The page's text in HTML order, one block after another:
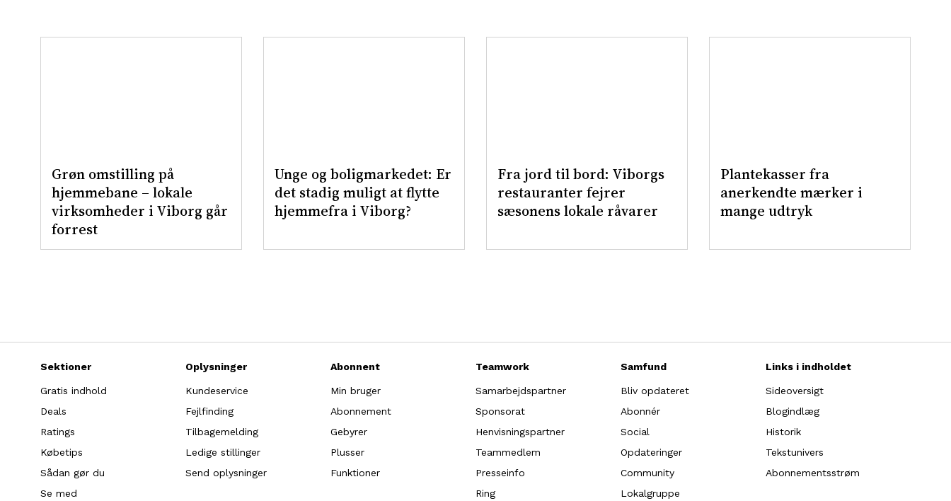
Grøn omstilling på
hjemmebane – lokale
virksomheder i Viborg går
forrest
Unge og boligmarkedet: Er
det stadig muligt at flytte
hjemmefra i Viborg?
Fra jord til bord: Viborgs
restauranter fejrer
sæsonens lokale råvarer
Plantekasser fra
anerkendte mærker i
mange udtryk
Sektioner
Gratis indhold
Deals
Ratings
Købetips
Sådan gør du
Se med
Oplysninger
Kundeservice
Fejlfinding
Tilbagemelding
Ledige stillinger
Send oplysninger
Abonnent
Min bruger
Abonnement
Gebyrer
Plusser
Funktioner
Teamwork
Samarbejdspartner
Sponsorat
Henvisningspartner
Teammedlem
Presseinfo
Ring
Samfund
Bliv opdateret
Abonnér
Social
Opdateringer
Community
Lokalgruppe
Links i indholdet
Sideoversigt
Blogindlæg
Historik
Tekstunivers
Abonnementsstrøm